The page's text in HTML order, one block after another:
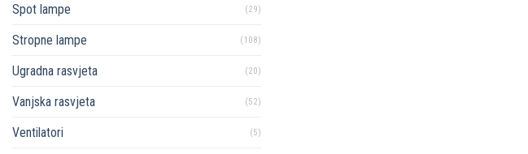
Spot lampe (29)
Stropne lampe (108)
Ugradna rasvjeta (20)
Vanjska rasvjeta (52)
Ventilatori (5)